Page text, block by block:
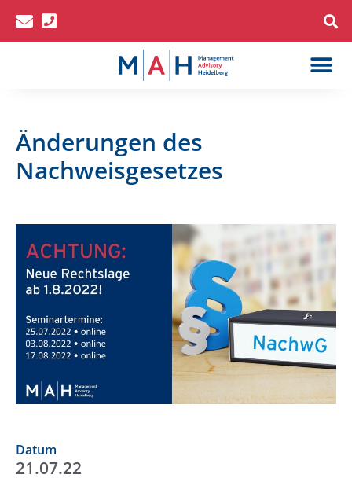
Änderungen des
Nachweisgesetzes
Datum
21.07.22